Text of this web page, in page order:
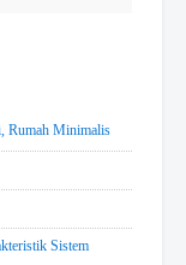
Rumah Minimalis
Sistem